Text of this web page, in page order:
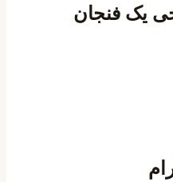
یک فنجان